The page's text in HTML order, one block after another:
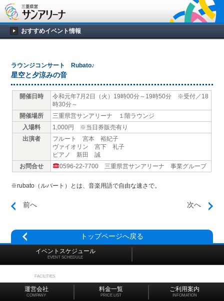
おすすめイベント情報
ラウンジコンサート Rubato♪
星空と夕涼みの音
開催日時
令和元年7月2日（火）19時00分～19時50分 ※受付／18
時30分～
開催場所
三重県営サンアリーナ １階ラウンジ
入場料
1,000円 ※当日券販売有り
出演者
フルート 宮本 裕紀子
ヴァイオリン 宮下 礼子
ピアノ 新田 誠
お問合せ
0596-22-7700 三重県営サンアリーナ 事業グループ
※rubato（ルバート）とは、音楽用語で自由な速さで。
前へ 次へ
トップページへ戻る
イベントスケジュール
EVENT SCHEDULE
FACILITIES
運営会社
COMPANY
料金一覧
PRICE LIST
ご利用案内
INFOMATION